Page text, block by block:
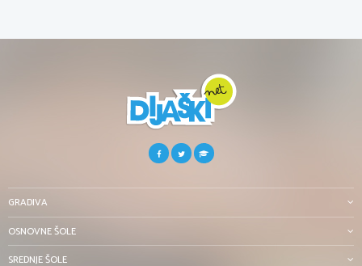
GRADIVA
OSNOVNE ŠOLE
SREDNJE ŠOLE